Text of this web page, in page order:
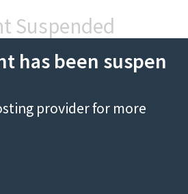
Suspended
has been suspen
providerfor more